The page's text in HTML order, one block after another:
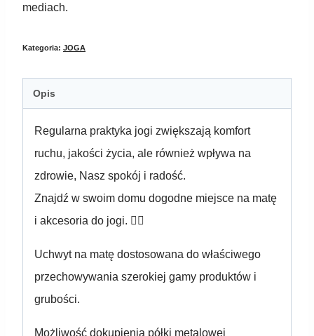
mediach.
Kategoria: JOGA
Opis
Regularna praktyka jogi zwiększają komfort
ruchu, jakości życia, ale również wpływa na
zdrowie, Nasz spokój i radość.
Znajdź w swoim domu dogodne miejsce na matę
i akcesoria do jogi. 🧘‍♂️
Uchwyt na matę dostosowana do właściwego
przechowywania szerokiej gamy produktów i
grubości.
Możliwość dokupienia półki metalowej